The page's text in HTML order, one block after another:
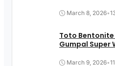
March 8, 2026•
Toto
Gumpal Super
March 9, 2026•